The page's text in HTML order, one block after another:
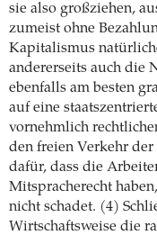
sie also großziehen,
zumeist ohne
Kapitalismus
andererseits auch die
ebenfalls am besten
auf eine
vornehmlich
den freien Verkehr
dafür, dass die
Mitspracherecht
nicht schadet. (4)
Wirtschaftsweise die